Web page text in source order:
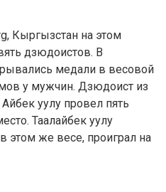
Кыргызстан на этом
дзюдоистов. В
медали в весовой
у мужчин. Дзюдоист из
уулу провел пять
Таалайбек уулу
этом же весе, проиграл на